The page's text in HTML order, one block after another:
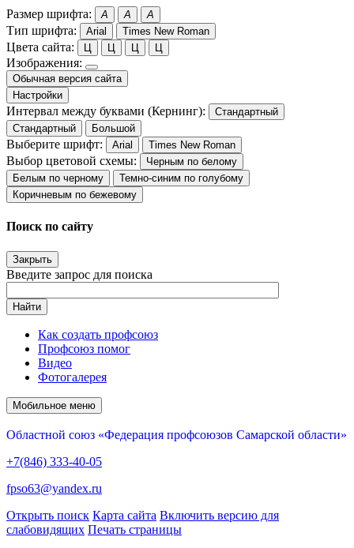
Размер шрифта: A A A
Тип шрифта: Arial Times New Roman
Цвета сайта: Ц Ц Ц Ц
Изображения:
Обычная версия сайта
Настройки
Интервал между буквами (Кернинг):
Стандартный
Стандартный
Большой
Выберите шрифт: Arial Times New Roman
Выбор цветовой схемы:
Черным по белому
Белым по черному
Темно-синим по голубому
Коричневым по бежевому
Поиск по сайту
Закрыть
Введите запрос для поиска
Найти
Как создать профсоюз
Профсоюз помог
Видео
Фотогалерея
Мобильное меню
Областной союз «Федерация профсоюзов Самарской области»
+7(846) 333-40-05
fpso63@yandex.ru
Открыть поиск Карта сайта Включить версию для
слабовидящих Печать страницы